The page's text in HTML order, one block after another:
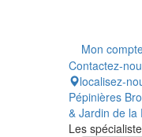
Mon
Contactez-
localisez-
Pépinières
& Jardin de la
Les